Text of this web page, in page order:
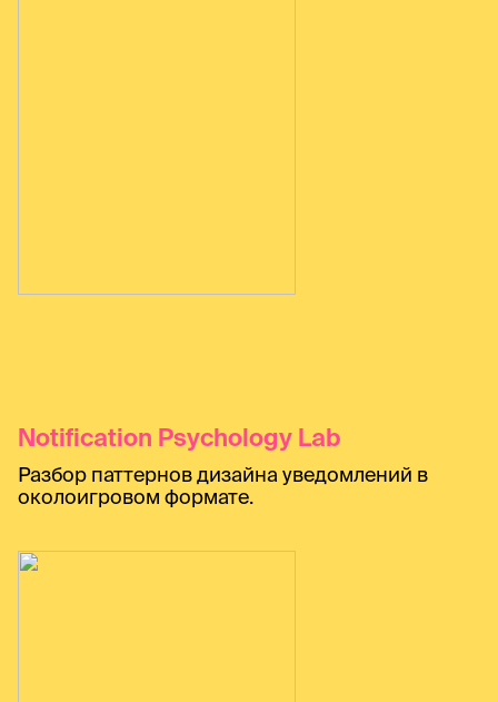
Notification Psychology Lab
Разбор паттернов дизайна уведомлений в
околоигровом формате.